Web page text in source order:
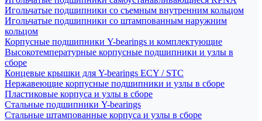
Игольчатые подшипники со съемным внутренним кольцом
Игольчатые подшипники со штампованным наружним
кольцом
Корпусные подшипники Y-bearings и комплектующие
Высокотемпературные корпусные подшипники и узлы в
сборе
Концевые крышки для Y-bearings ECY / STC
Нержавеющие корпусные подшипники и узлы в сборе
Пластиковые корпуса и узлы в сборе
Стальные подшипники Y-bearings
Стальные штампованные корпуса и узлы в сборе